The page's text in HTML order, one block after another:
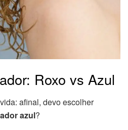
Roxo vs Azul
afinal, devo escolher
azul?